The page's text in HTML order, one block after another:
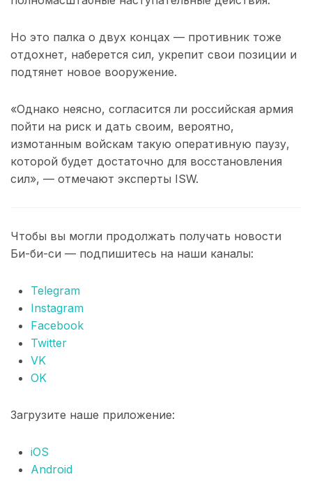
Но это палка о двух концах — противник тоже
отдохнет, наберется сил, укрепит свои позиции и
подтянет новое вооружение.
«Однако неясно, согласится ли российская армия
пойти на риск и дать своим, вероятно,
измотанным войскам такую оперативную паузу,
которой будет достаточно для восстановления
сил», — отмечают эксперты ISW.
Чтобы вы могли продолжать получать новости
Би-би-си — подпишитесь на наши каналы:
Telegram
Instagram
Facebook
Twitter
VK
OK
Загрузите наше приложение:
iOS
Android